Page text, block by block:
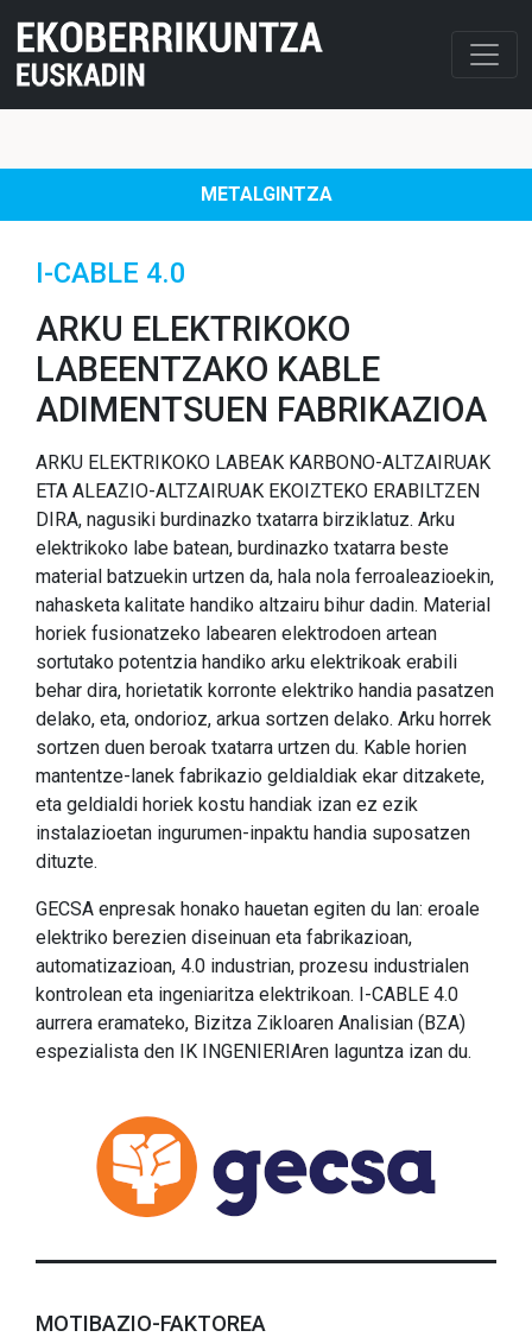
METALGINTZA
I-CABLE 4.0
ARKU ELEKTRIKOKO
LABEENTZAKO KABLE
ADIMENTSUEN FABRIKAZIOA
ARKU ELEKTRIKOKO LABEAK KARBONO-ALTZAIRUAK
ETA ALEAZIO-ALTZAIRUAK EKOIZTEKO ERABILTZEN
DIRA, nagusiki burdinazko txatarra birziklatuz. Arku
elektrikoko labe batean, burdinazko txatarra beste
material batzuekin urtzen da, hala nola ferroaleazioekin,
nahasketa kalitate handiko altzairu bihur dadin. Material
horiek fusionatzeko labearen elektrodoen artean
sortutako potentzia handiko arku elektrikoak erabili
behar dira, horietatik korronte elektriko handia pasatzen
delako, eta, ondorioz, arkua sortzen delako. Arku horrek
sortzen duen beroak txatarra urtzen du. Kable horien
mantentze-lanek fabrikazio geldialdiak ekar ditzakete,
eta geldialdi horiek kostu handiak izan ez ezik
instalazioetan ingurumen-inpaktu handia suposatzen
dituzte.
GECSA enpresak honako hauetan egiten du lan: eroale
elektriko berezien diseinuan eta fabrikazioan,
automatizazioan, 4.0 industrian, prozesu industrialen
kontrolean eta ingeniaritza elektrikoan. I-CABLE 4.0
aurrera eramateko, Bizitza Zikloaren Analisian (BZA)
espezialista den IK INGENIERIAren laguntza izan du.
MOTIBAZIO-FAKTOREA